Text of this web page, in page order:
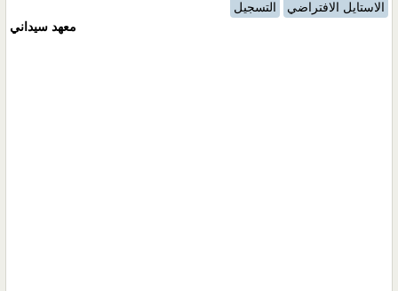
الاستايل الافتراضي
التسجيل
معهد سيداني